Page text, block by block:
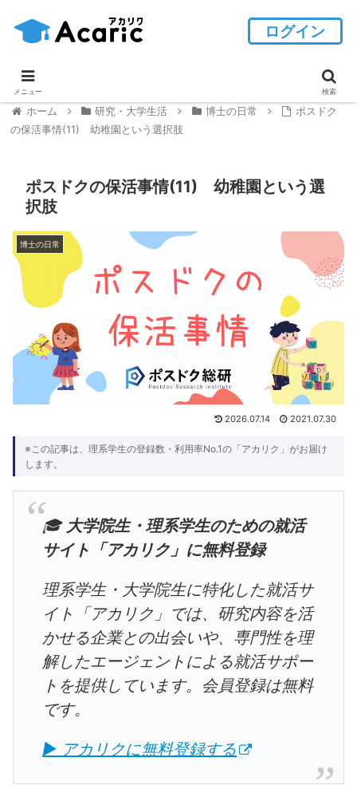
ホーム 研究・大学生活 博士の日常
ポスドク
の保活事情(11) 幼稚園という選択肢
ポスドクの保活事情(11) 幼稚園という選
択肢
博士の日常
2026.07.14 2021.07.30
※この記事は、理系学生の登録数・利用率No.1の「アカリク」がお届け
します。
🎓 大学院生・理系学生のための就活
サイト「アカリク」に無料登録
理系学生・大学院生に特化した就活サ
イト「アカリク」では、研究内容を活
かせる企業との出会いや、専門性を理
解したエージェントによる就活サポー
トを提供しています。会員登録は無料
です。
▶ アカリクに無料登録する
ログイン
メニュー 検索